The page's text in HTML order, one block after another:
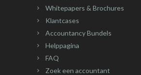
Whitepapers & Brochures
Klantcases
Accountancy Bundels
Helppagina
FAQ
Zoek een accountant